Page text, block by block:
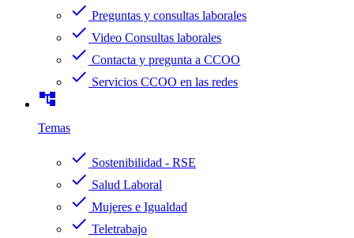
check Preguntas y consultas laborales
check Video Consultas laborales
check Contacta y pregunta a CCOO
check Servicios CCOO en las redes
account_tree
Temas
check Sostenibilidad - RSE
check Salud Laboral
check Mujeres e Igualdad
check Teletrabajo